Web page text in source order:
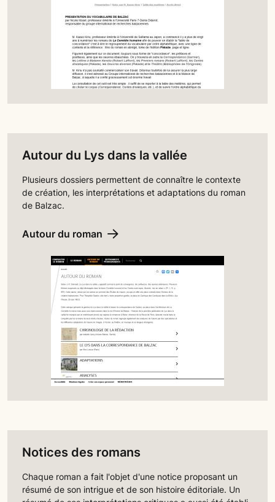
Autour du Lys dans la vallée
Plusieurs dossiers permettent de connaître le contexte
de création, les interprétations et adaptations du roman
de Balzac.
Autour du roman
Notices des romans
Chaque roman a fait l'objet d'une notice proposant un
résumé de son intrigue et de son histoire éditoriale. Un